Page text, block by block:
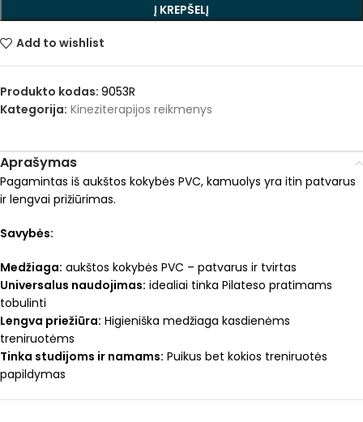
Į KREPŠELĮ
Add to wishlist
Produkto kodas: 9053R
Kategorija: Kineziterapijos reikmenys
Aprašymas
Pagamintas iš aukštos kokybės PVC, kamuolys yra itin patvarus
ir lengvai prižiūrimas.
Savybės:
Medžiaga: aukštos kokybės PVC – patvarus ir tvirtas
Universalus naudojimas: idealiai tinka Pilateso pratimams
tobulinti
Lengva priežiūra: Higieniška medžiaga kasdienėms
treniruotėms
Tinka studijoms ir namams: Puikus bet kokios treniruotės
papildymas